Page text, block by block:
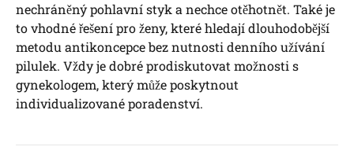
nechráněný pohlavní styk a nechce otěhotnět. Také je
to vhodné řešení pro ženy, které hledají dlouhodobější
metodu antikoncepce bez nutnosti denního užívání
pilulek. Vždy je dobré prodiskutovat možnosti s
gynekologem, který může poskytnout
individualizované poradenství.